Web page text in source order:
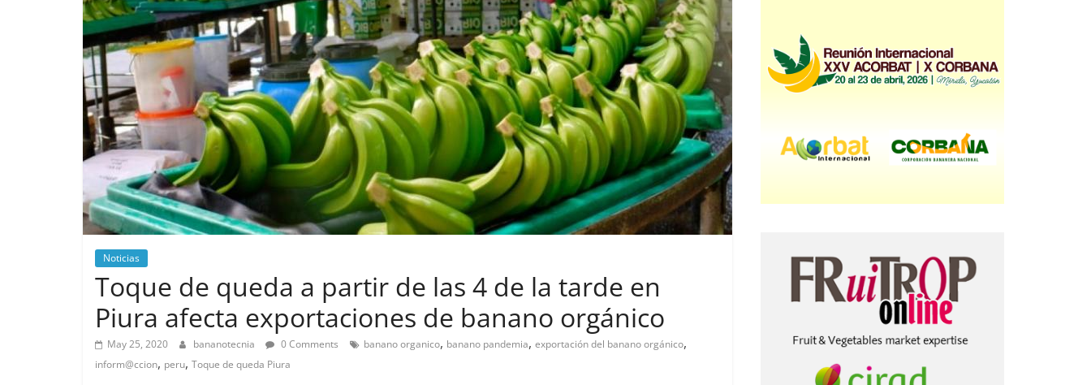
Noticias
Toque de queda a partir de las 4 de la tarde en
Piura afecta exportaciones de banano orgánico
May 25, 2020 bananotecnia 0 Comments banano organico, banano pandemia, exportación del banano orgánico,
inform@ccion, peru, Toque de queda Piura